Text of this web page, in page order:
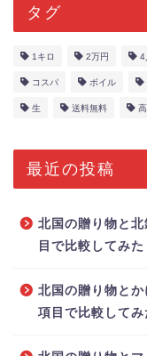
タグ
1キロ 2万円 4
コスパ ボイル
生 送料無料
最近の投稿
北国の贈り物と
目で比較してみた
北国の贈り物と
項目で比較してみ